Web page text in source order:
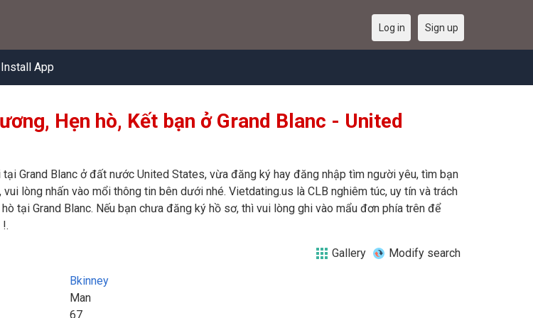
Install App
Log in Sign up
Hẹn hò, Kết bạn ở Grand Blanc - United
Grand Blanc ở đất nước United States, vừa đăng ký hay đăng nhập tìm người yêu, tìm bạn
lòng nhấn vào mổi thông tin bên dưới nhé. Vietdating.us là CLB nghiêm túc, uy tín và trách
tại Grand Blanc. Nếu bạn chưa đăng ký hồ sơ, thì vui lòng ghi vào mẩu đơn phía trên để
Gallery Modify search
Bkinney
Man
67